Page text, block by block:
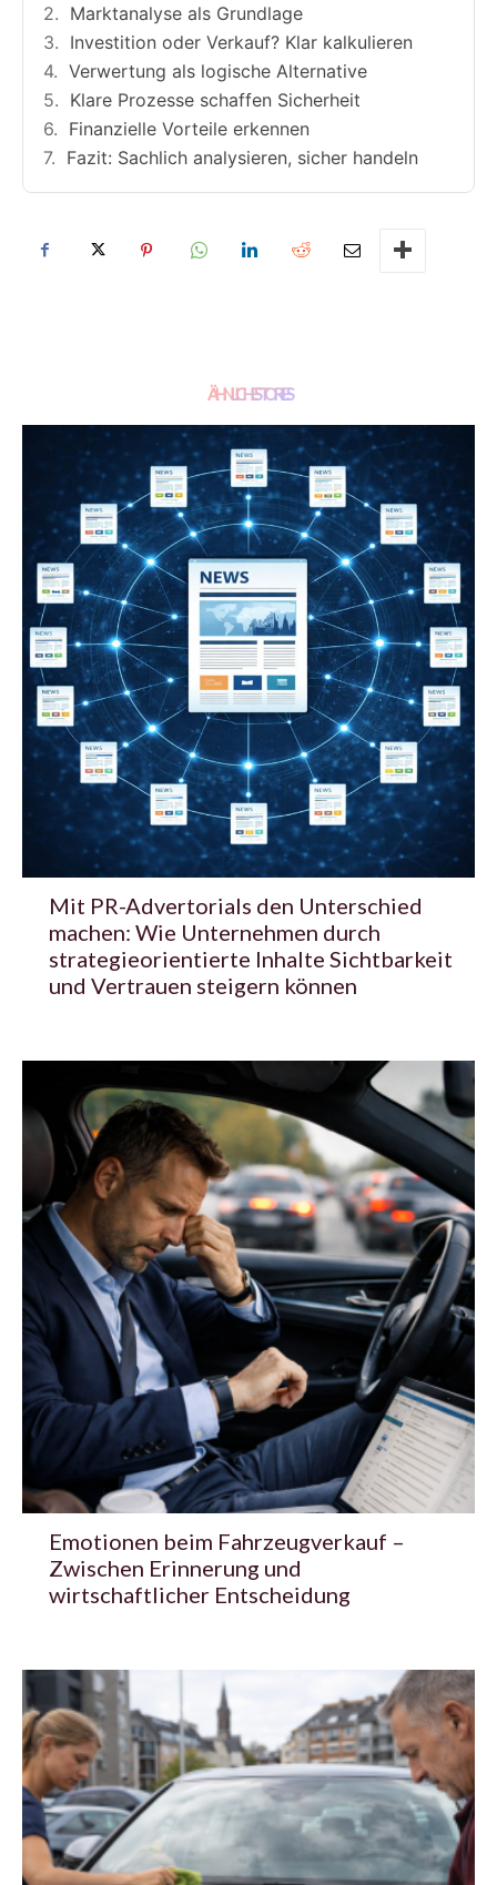
Marktanalyse als Grundlage
Investition oder Verkauf? Klar kalkulieren
Verwertung als logische Alternative
Klare Prozesse schaffen Sicherheit
Finanzielle Vorteile erkennen
Fazit: Sachlich analysieren, sicher handeln
ÄHNLICHE STORIES
Mit PR-Advertorials den Unterschied
machen: Wie Unternehmen durch
strategieorientierte Inhalte Sichtbarkeit
und Vertrauen steigern können
Emotionen beim Fahrzeugverkauf –
Zwischen Erinnerung und
wirtschaftlicher Entscheidung